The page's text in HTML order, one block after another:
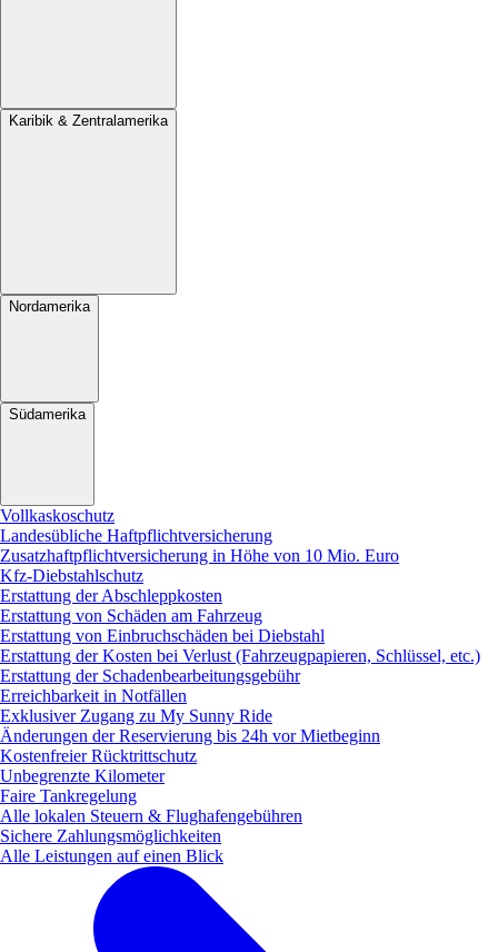
Karibik & Zentralamerika
Nordamerika
Südamerika
Vollkaskoschutz
Landesübliche Haftpflichtversicherung
Zusatzhaftpflichtversicherung in Höhe von 10 Mio. Euro
Kfz-Diebstahlschutz
Erstattung der Abschleppkosten
Erstattung von Schäden am Fahrzeug
Erstattung von Einbruchschäden bei Diebstahl
Erstattung der Kosten bei Verlust (Fahrzeugpapieren, Schlüssel, etc.)
Erstattung der Schadenbearbeitungsgebühr
Erreichbarkeit in Notfällen
Exklusiver Zugang zu My Sunny Ride
Änderungen der Reservierung bis 24h vor Mietbeginn
Kostenfreier Rücktrittschutz
Unbegrenzte Kilometer
Faire Tankregelung
Alle lokalen Steuern & Flughafengebühren
Sichere Zahlungsmöglichkeiten
Alle Leistungen auf einen Blick